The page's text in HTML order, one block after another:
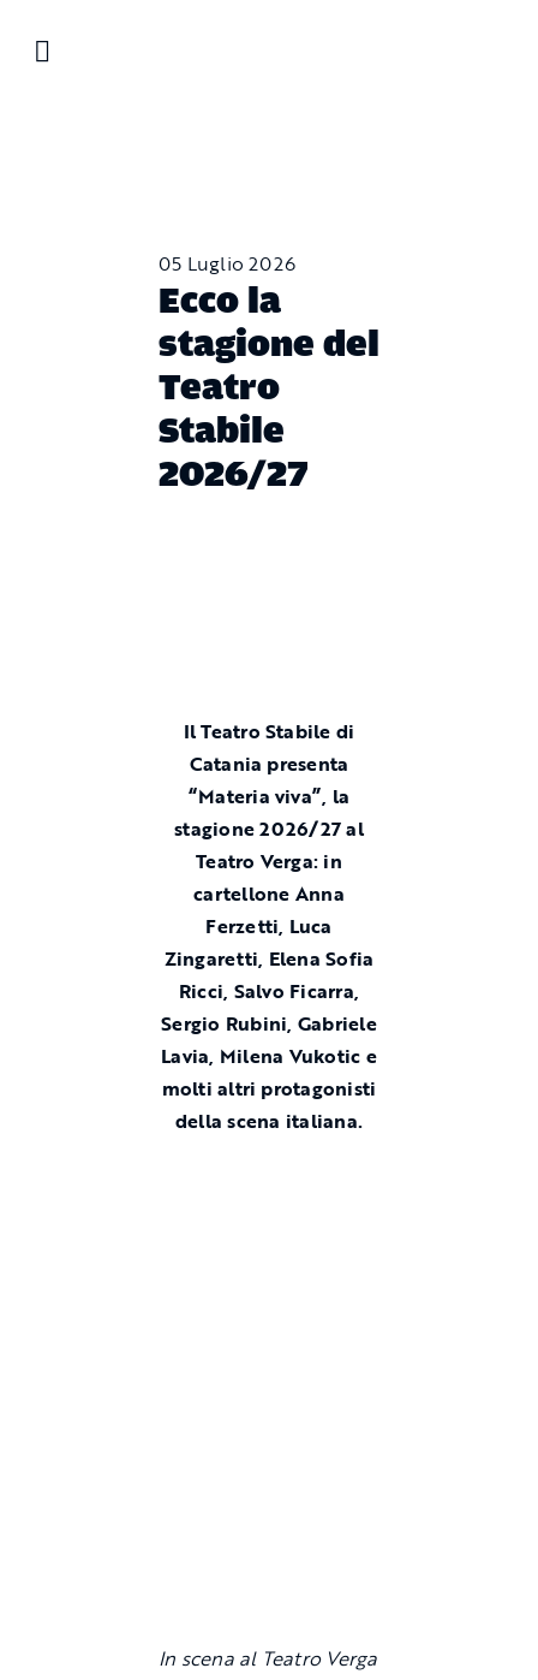
05 Luglio 2026
Ecco la
stagione del
Teatro
Stabile
2026/27
Il Teatro Stabile di
Catania presenta
“Materia viva”, la
stagione 2026/27 al
Teatro Verga: in
cartellone Anna
Ferzetti, Luca
Zingaretti, Elena Sofia
Ricci, Salvo Ficarra,
Sergio Rubini, Gabriele
Lavia, Milena Vukotic e
molti altri protagonisti
della scena italiana.
In scena al Teatro Verga